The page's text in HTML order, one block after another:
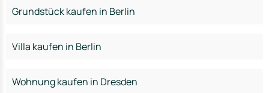
Grundstück kaufen in Berlin
Villa kaufen in Berlin
Wohnung kaufen in Dresden